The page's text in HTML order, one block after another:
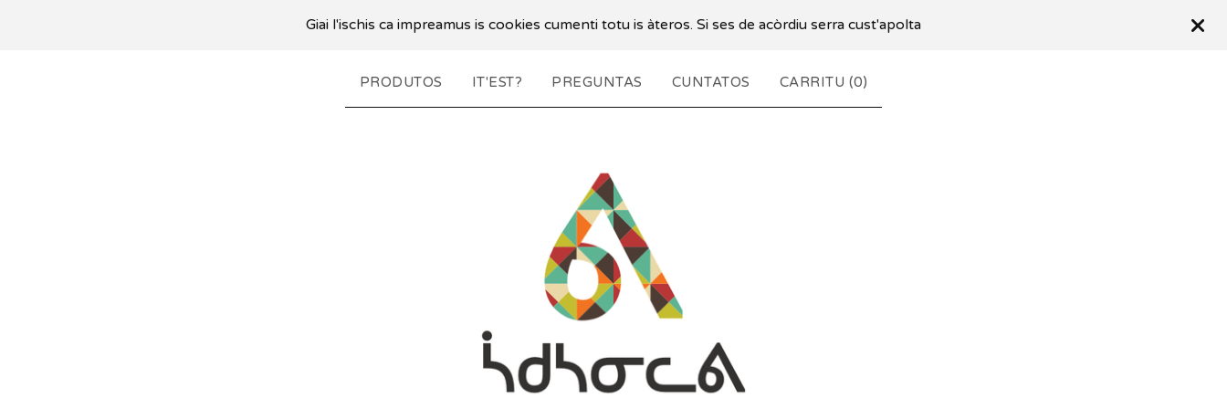
Giai l'ischis ca impreamus is cookies cumenti totu is àteros. Si ses de acòrdiu serra cust'apolta
PRODUTOS IT'EST? PREGUNTAS CUNTATOS CARRITU (0)